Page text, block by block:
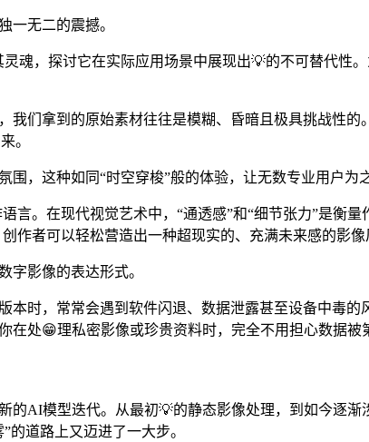
一无二的震撼。
魂，探讨它在实际应用场景中展现出💡的不可替代性
们拿到的原始素材往往是模糊、昏暗且极具挑战性的
。
，这种如同“时空穿梭”般的体验，让无数专业用户为
。在现代视觉艺术中，“通透感”和“细节张力”是衡
作者可以轻松营造出一种超现实的、充满未来感的影像
字影像的表达形式。
时，常常会遇到软件闪退、数据泄露甚至设备中毒的
处😁理私密影像或珍贵资料时，完全不用担心数据被
AI模型迭代。从最初💡的静态影像处理，到如今逐渐
道路上又迈进了一大步。